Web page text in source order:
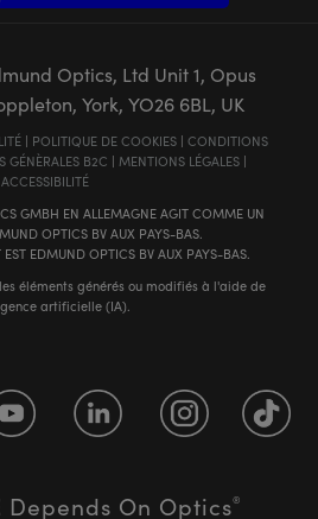
Optics, Ltd Unit 1, Opus
York, YO26 6BL, UK
| POLITIQUE DE COOKIES| CONDITIONS
GÉNÈRALES B2C | MENTIONS LÉGALES|
ACCESSIBILITÉ
GMBH EN ALLEMAGNE AGIT COMME UN
OPTICS BV AUX PAYS-BAS.
EDMUND OPTICS BV AUX PAYS-BAS.
éléments générés ou modifiés à l'aide de
artificielle (IA).
Depends On Optics®